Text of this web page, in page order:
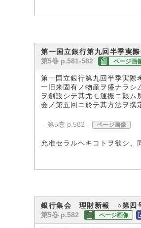
第一国立銀行第九回半季実
第5巻 p.581-582 ページ画
第一国立銀行第九回半季実
一旧来固有ノ物産ヲ盛ナラシ
ヲ創設シテ其尤モ運搬ニ艱
会ノ第五回ニ於テ其方法ヲ撰
- 第5巻 p.582 - ページ画像
允准セラルヘキコトヲ欲シ、
銀行集会 理財新報 ○第四
第5巻 p.582 ページ画像